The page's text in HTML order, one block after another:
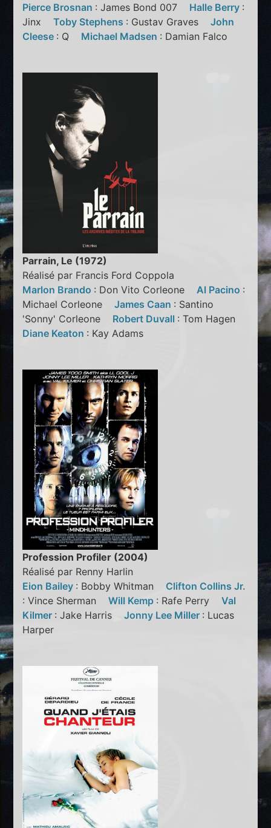
Pierce Brosnan : James Bond 007 Halle Berry :
JinxToby Stephens : Gustav GravesJohn
Cleese : Q Michael Madsen : Damian Falco
Parrain, Le (1972)
Réalisé par Francis Ford Coppola
Marlon Brando : Don Vito Corleone Al Pacino :
Michael CorleoneJames Caan : Santino
'Sonny' Corleone Robert Duvall : Tom Hagen
Diane Keaton : Kay Adams
Profession Profiler (2004)
Réalisé par Renny Harlin
Eion Bailey : Bobby Whitman Clifton Collins Jr.
: Vince ShermanWill Kemp : Rafe PerryVal
Kilmer : Jake HarrisJonny Lee Miller : Lucas
Harper